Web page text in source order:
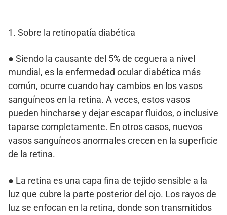
1. Sobre la retinopatía diabética
● Siendo la causante del 5% de ceguera a nivel
mundial, es la enfermedad ocular diabética más
común, ocurre cuando hay cambios en los vasos
sanguíneos en la retina. A veces, estos vasos
pueden hincharse y dejar escapar fluidos, o inclusive
taparse completamente. En otros casos, nuevos
vasos sanguíneos anormales crecen en la superficie
de la retina.
● La retina es una capa fina de tejido sensible a la
luz que cubre la parte posterior del ojo. Los rayos de
luz se enfocan en la retina, donde son transmitidos